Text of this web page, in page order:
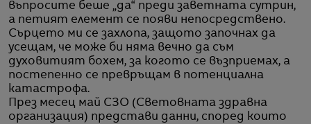
въпросите беше „да“ преди заветната сутрин,
а петият елемент се появи непосредствено.
Сърцето ми се захлопа, защото започнах да
усещам, че може би няма вечно да съм
духовитият бохем, за когото се възприемах, а
постепенно се превръщам в потенциална
катастрофа.
През месец май СЗО (Световната здравна
организация) представи данни, според които